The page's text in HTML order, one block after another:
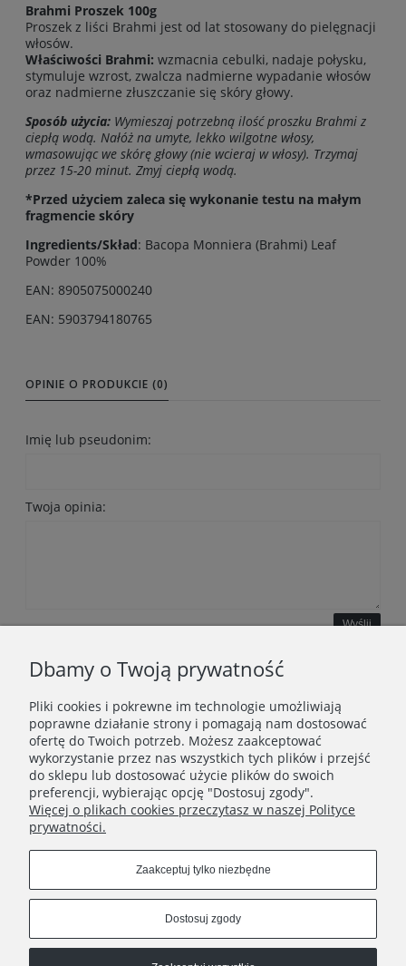
Brahmi Proszek 100g
Proszek z liści Brahmi jest od lat stosowany do pielęgnacji
włosów.
Właściwości Brahmi: wzmacnia cebulki, nadaje połysku,
stymuluje wzrost, zwalcza nadmierne wypadanie włosów
oraz nadmierne złuszczanie się skóry głowy.
Sposób użycia: Wymieszaj potrzebną ilość proszku Brahmi z
ciepłą wodą. Nałóż na umyte, lekko wilgotne włosy,
wmasowując we skórę głowy (nie wcieraj w włosy). Trzymaj
przez 15-20 minut. Zmyj ciepłą wodą.
*Przed użyciem zaleca się wykonanie testu na małym
fragmencie skóry
Ingredients/Skład: Bacopa Monniera (Brahmi) Leaf
Powder 100%
EAN: 8905075000240
EAN: 5903794180765
OPINIE O PRODUKCIE (0)
Imię lub pseudonim:
Twoja opinia:
Wyślij
WAŻNE INFORMACJE
POLECANE STRONY
Dbamy o Twoją prywatność
Pliki cookies i pokrewne im technologie umożliwiają
poprawne działanie strony i pomagają nam dostosować
ofertę do Twoich potrzeb. Możesz zaakceptować
wykorzystanie przez nas wszystkich tych plików i przejść
do sklepu lub dostosować użycie plików do swoich
preferencji, wybierając opcję "Dostosuj zgody".
Więcej o plikach cookies przeczytasz w naszej Polityce
prywatności.
Zaakceptuj tylko niezbędne
Dostosuj zgody